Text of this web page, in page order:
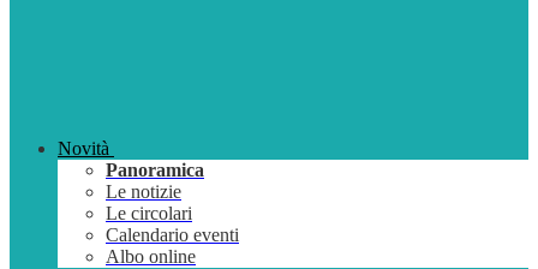
Novità
Panoramica
Le notizie
Le circolari
Calendario eventi
Albo online